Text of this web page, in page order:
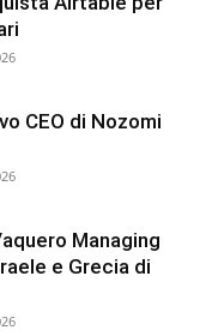
CEO di Nozomi
Managing
e Grecia di